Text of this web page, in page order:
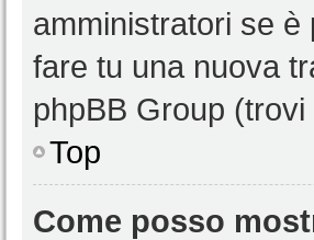
amministratori se è
fare tu una nuova
phpBB Group
Top
Come posso